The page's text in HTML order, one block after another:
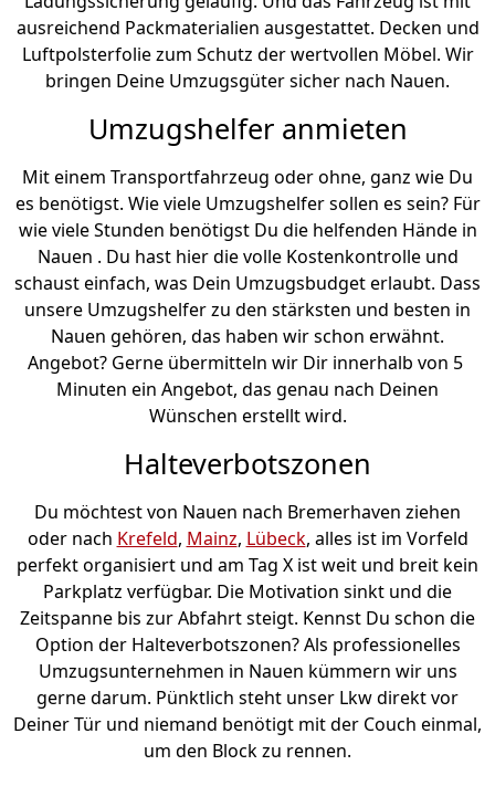
ausreichend Packmaterialien ausgestattet. Decken und
Luftpolsterfolie zum Schutz der wertvollen Möbel. Wir
bringen Deine Umzugsgüter sicher nach Nauen.
Umzugshelfer anmieten
Mit einem Transportfahrzeug oder ohne, ganz wie Du
es benötigst. Wie viele Umzugshelfer sollen es sein? Für
wie viele Stunden benötigst Du die helfenden Hände in
Nauen . Du hast hier die volle Kostenkontrolle und
schaust einfach, was Dein Umzugsbudget erlaubt. Dass
unsere Umzugshelfer zu den stärksten und besten in
Nauen gehören, das haben wir schon erwähnt.
Angebot? Gerne übermitteln wir Dir innerhalb von 5
Minuten ein Angebot, das genau nach Deinen
Wünschen erstellt wird.
Halteverbotszonen
Du möchtest von Nauen nach Bremer­haven ziehen
oder nach Krefeld, Mainz, Lübeck, alles ist im Vorfeld
perfekt organisiert und am Tag X ist weit und breit kein
Parkplatz verfügbar. Die Motivation sinkt und die
Zeitspanne bis zur Abfahrt steigt. Kennst Du schon die
Option der Halteverbotszonen? Als professionelles
Umzugsunternehmen in Nauen kümmern wir uns
gerne darum. Pünktlich steht unser Lkw direkt vor
Deiner Tür und niemand benötigt mit der Couch einmal,
um den Block zu rennen.